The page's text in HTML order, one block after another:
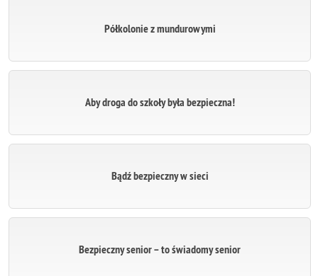
Półkolonie z mundurowymi
Aby droga do szkoły była bezpieczna!
Bądź bezpieczny w sieci
Bezpieczny senior – to świadomy senior